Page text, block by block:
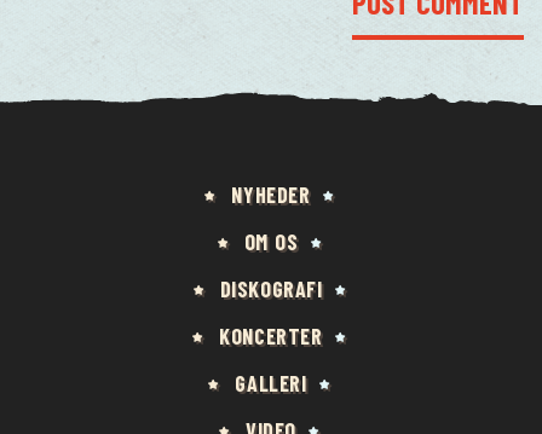
NYHEDER
OM OS
DISKOGRAFI
KONCERTER
GALLERI